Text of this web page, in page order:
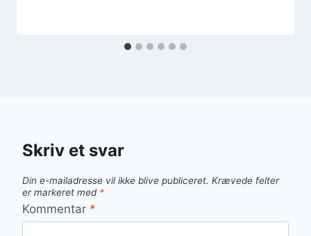
Skriv et svar
Din e-mailadresse vil ikke blive publiceret. Krævede felter
er markeret med *
Kommentar *